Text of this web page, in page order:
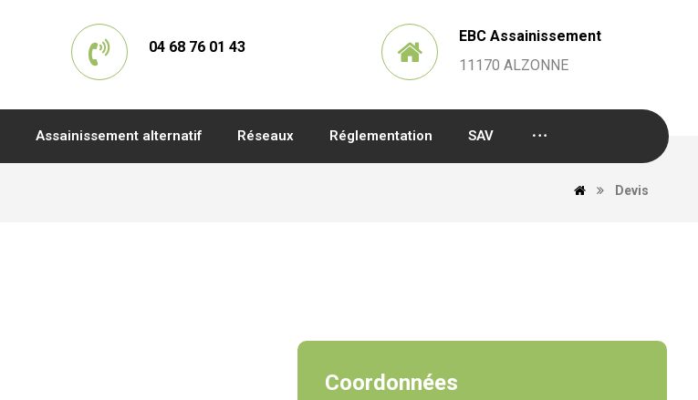
04 68 76 01 43
EBC Assainissement
11170 ALZONNE
Assainissement alternatif Réseaux Réglementation SAV
Devis
Coordonnées